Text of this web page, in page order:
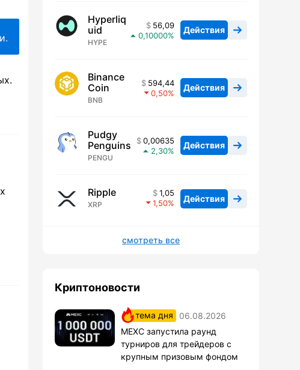
Hyperliq
uid
HYPE
56,09
0,10000
Действия
Binance
Coin
BNB
594,44
0,50
Действия
Pudgy
Penguins
PENGU
0,00635
2,30
Действия
Ripple
XRP
1,05
1,50
Действия
смотреть все
Криптоновости
тема дня
06.08.2026
MEXC запустила раунд
турниров для трейдеров с
крупным призовым фондом